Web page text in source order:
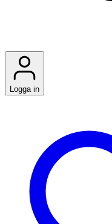
Logga in